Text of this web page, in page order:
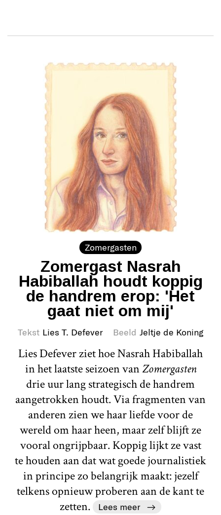
Zomergasten
Zomergast Nasrah
Habiballah houdt koppig
de handrem erop: 'Het
gaat niet om mij'
Tekst Lies T. Defever Beeld Jeltje de Koning
Lies Defever ziet hoe Nasrah Habiballah
in het laatste seizoen vanZomergasten
drie uur lang strategisch de handrem
aangetrokken houdt. Via fragmenten van
anderen zien we haar liefde voor de
wereld om haar heen, maar zelf blijft ze
vooral ongrijpbaar. Koppig lijkt ze vast
te houden aan dat wat goede journalistiek
in principe zo belangrijk maakt: jezelf
telkens opnieuw proberen aan de kant te
zetten.
Lees meer